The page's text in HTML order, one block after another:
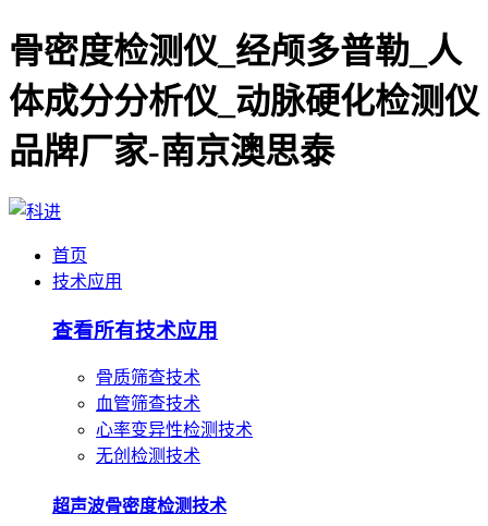
骨密度检测仪_经颅多普勒_人
体成分分析仪_动脉硬化检测仪
品牌厂家-南京澳思泰
首页
技术应用
查看所有技术应用
骨质筛查技术
血管筛查技术
心率变异性检测技术
无创检测技术
超声波骨密度检测技术